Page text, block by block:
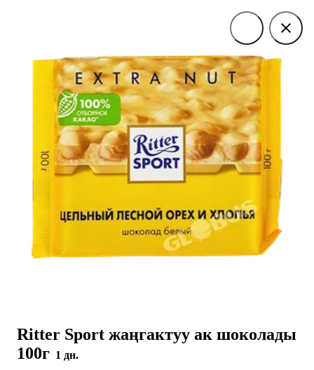
Ritter Sport жаңгактуу ак шоколады
100г 1 дн.